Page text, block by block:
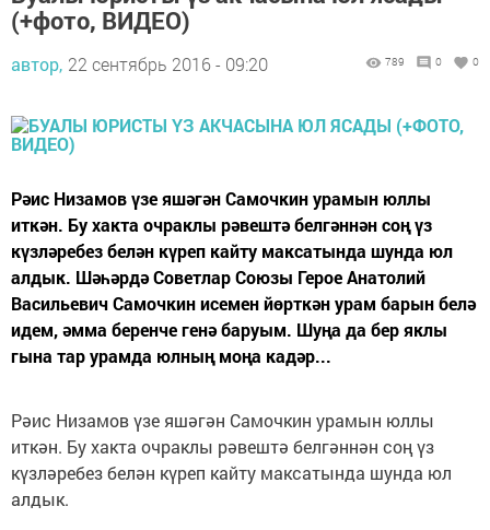
(+фото, ВИДЕО)
автор, 22 сентябрь 2016 - 09:20 789 0 0
Рәис Низамов үзе яшәгән Самочкин урамын юллы
иткән. Бу хакта очраклы рәвештә белгәннән соң үз
күзләребез белән күреп кайту максатында шунда юл
алдык. Шәһәрдә Советлар Союзы Герое Анатолий
Васильевич Самочкин исемен йөрткән урам барын белә
идем, әмма беренче генә баруым. Шуңа да бер яклы
гына тар урамда юлның моңа кадәр...
Рәис Низамов үзе яшәгән Самочкин урамын юллы
иткән. Бу хакта очраклы рәвештә белгәннән соң үз
күзләребез белән күреп кайту максатында шунда юл
алдык.